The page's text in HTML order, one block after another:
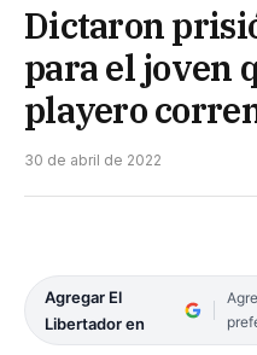
Dictaron
para el joven
playero
30 de abril de 2022
Agregar El
Libertador en